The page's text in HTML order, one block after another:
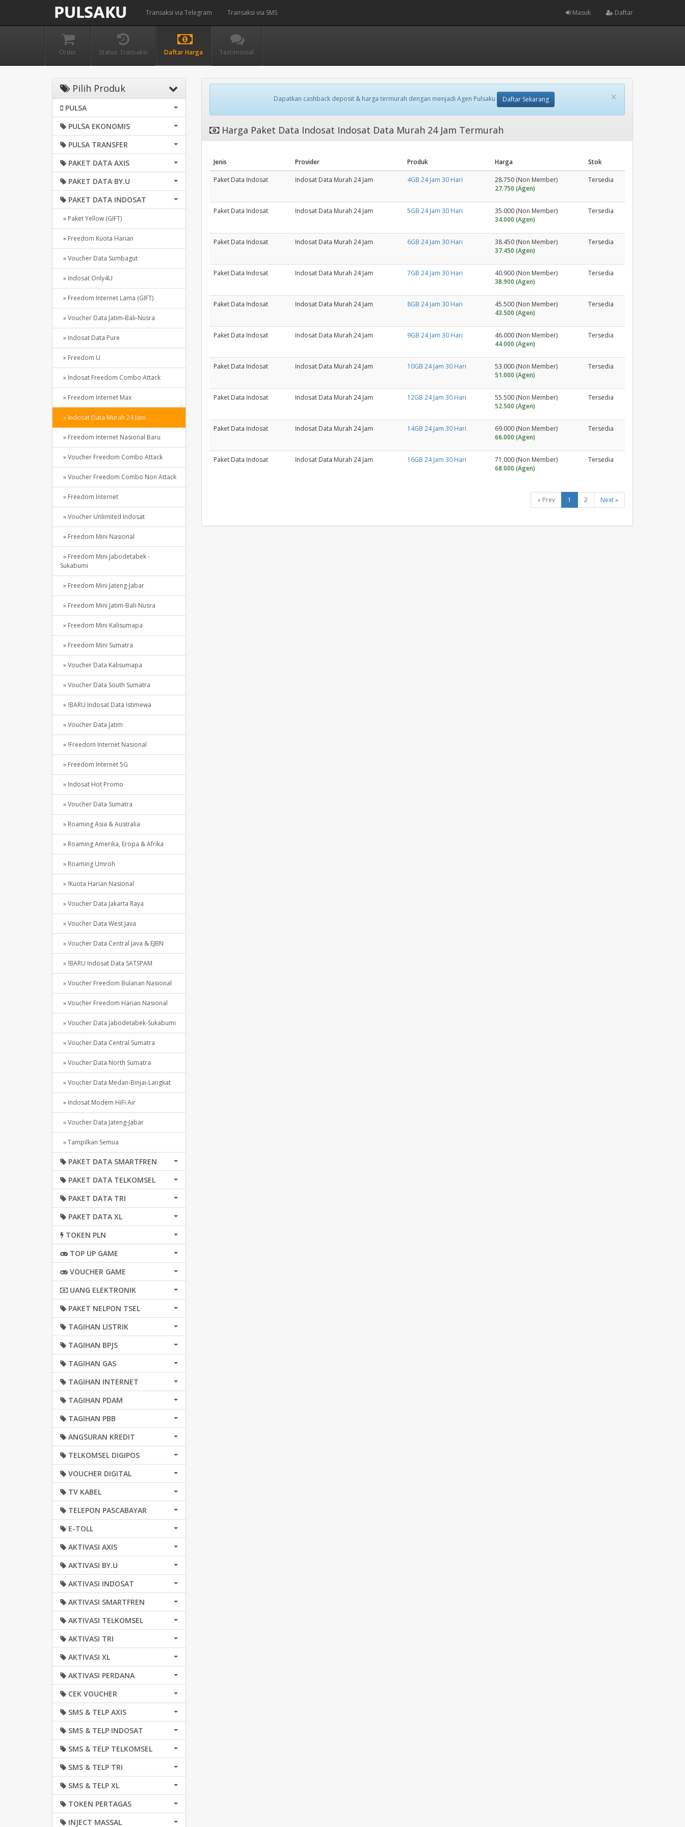
Transaksi via Telegram Transaksi via SMS Masuk Daftar
Order Status Transaksi Daftar Harga Testimonial
Pilih Produk
PULSA
PULSA EKONOMIS
PULSA TRANSFER
PAKET DATA AXIS
PAKET DATA BY.U
PAKET DATA INDOSAT
» Paket Yellow (GIFT)
» Freedom Kuota Harian
» Voucher Data Sumbagut
» Indosat Only4U
» Freedom Internet Lama (GIFT)
» Voucher Data Jatim-Bali-Nusra
» Indosat Data Pure
» Freedom U
» Indosat Freedom Combo Attack
» Freedom Internet Max
» Indosat Data Murah 24 Jam
» Freedom Internet Nasional Baru
» Voucher Freedom Combo Attack
» Voucher Freedom Combo Non Attack
» Freedom Internet
» Voucher Unlimited Indosat
» Freedom Mini Nasional
» Freedom Mini Jabodetabek -
Sukabumi
» Freedom Mini Jateng-Jabar
» Freedom Mini Jatim-Bali-Nusra
» Freedom Mini Kalisumapa
» Freedom Mini Sumatra
» Voucher Data Kalisumapa
» Voucher Data South Sumatra
» !BARU Indosat Data Istimewa
» Voucher Data Jatim
» !Freedom Internet Nasional
» Freedom Internet 5G
» Indosat Hot Promo
» Voucher Data Sumatra
» Roaming Asia & Australia
» Roaming Amerika, Eropa & Afrika
» Roaming Umroh
» !Kuota Harian Nasional
» Voucher Data Jakarta Raya
» Voucher Data West Java
» Voucher Data Central Java & EJBN
» !BARU Indosat Data SATSPAM
» Voucher Freedom Bulanan Nasional
» Voucher Freedom Harian Nasional
» Voucher Data Jabodetabek-Sukabumi
» Voucher Data Central Sumatra
» Voucher Data North Sumatra
» Voucher Data Medan-Binjai-Langkat
» Indosat Modem HiFi Air
» Voucher Data Jateng-Jabar
» Tampilkan Semua
PAKET DATA SMARTFREN
PAKET DATA TELKOMSEL
PAKET DATA TRI
PAKET DATA XL
TOKEN PLN
TOP UP GAME
VOUCHER GAME
UANG ELEKTRONIK
PAKET NELPON TSEL
TAGIHAN LISTRIK
TAGIHAN BPJS
TAGIHAN GAS
TAGIHAN INTERNET
TAGIHAN PDAM
TAGIHAN PBB
ANGSURAN KREDIT
TELKOMSEL DIGIPOS
VOUCHER DIGITAL
TV KABEL
TELEPON PASCABAYAR
E-TOLL
AKTIVASI AXIS
AKTIVASI BY.U
AKTIVASI INDOSAT
AKTIVASI SMARTFREN
AKTIVASI TELKOMSEL
AKTIVASI TRI
AKTIVASI XL
AKTIVASI PERDANA
CEK VOUCHER
SMS & TELP AXIS
SMS & TELP INDOSAT
SMS & TELP TELKOMSEL
SMS & TELP TRI
SMS & TELP XL
TOKEN PERTAGAS
INJECT MASSAL
×
Dapatkan cashback deposit & harga termurah dengan menjadi Agen Pulsaku Daftar Sekarang
Harga Paket Data Indosat Indosat Data Murah 24 Jam Termurah
Jenis Provider Produk Harga Stok
Paket Data Indosat Indosat Data Murah 24 Jam 4GB 24 Jam 30 Hari
28.750 (Non Member)
27.750 (Agen)
Tersedia
Paket Data Indosat Indosat Data Murah 24 Jam 5GB 24 Jam 30 Hari
35.000 (Non Member)
34.000 (Agen)
Tersedia
Paket Data Indosat Indosat Data Murah 24 Jam 6GB 24 Jam 30 Hari
38.450 (Non Member)
37.450 (Agen)
Tersedia
Paket Data Indosat Indosat Data Murah 24 Jam 7GB 24 Jam 30 Hari
40.900 (Non Member)
38.900 (Agen)
Tersedia
Paket Data Indosat Indosat Data Murah 24 Jam 8GB 24 Jam 30 Hari
45.500 (Non Member)
43.500 (Agen)
Tersedia
Paket Data Indosat Indosat Data Murah 24 Jam 9GB 24 Jam 30 Hari
46.000 (Non Member)
44.000 (Agen)
Tersedia
Paket Data Indosat Indosat Data Murah 24 Jam 10GB 24 Jam 30 Hari
53.000 (Non Member)
51.000 (Agen)
Tersedia
Paket Data Indosat Indosat Data Murah 24 Jam 12GB 24 Jam 30 Hari
55.500 (Non Member)
52.500 (Agen)
Tersedia
Paket Data Indosat Indosat Data Murah 24 Jam 14GB 24 Jam 30 Hari
69.000 (Non Member)
66.000 (Agen)
Tersedia
Paket Data Indosat Indosat Data Murah 24 Jam 16GB 24 Jam 30 Hari
71.000 (Non Member)
68.000 (Agen)
Tersedia
« Prev 1 2 Next »